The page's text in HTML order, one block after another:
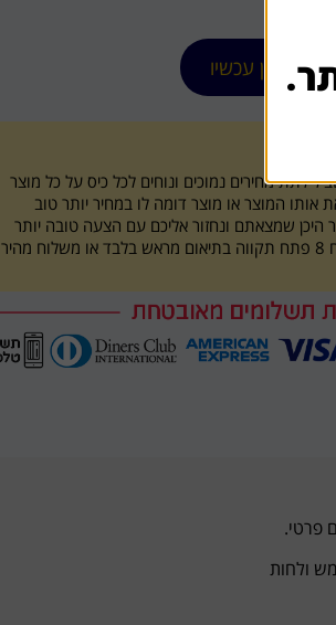
הזמן עכשיו
לתת מחירים נמוכים ונוחים לכל כיס על כל מוצר
המוצר או מוצר דומה לו במחיר יותר טוב
היכן שמצאתם ונחזור אליכם עם הצעה טובה יותר
איסוף עצמי מכתובת השילוח 8 פתח תקווה בתיאום מראש בלבד או משלוח מהיר
פרטי.
ולחות